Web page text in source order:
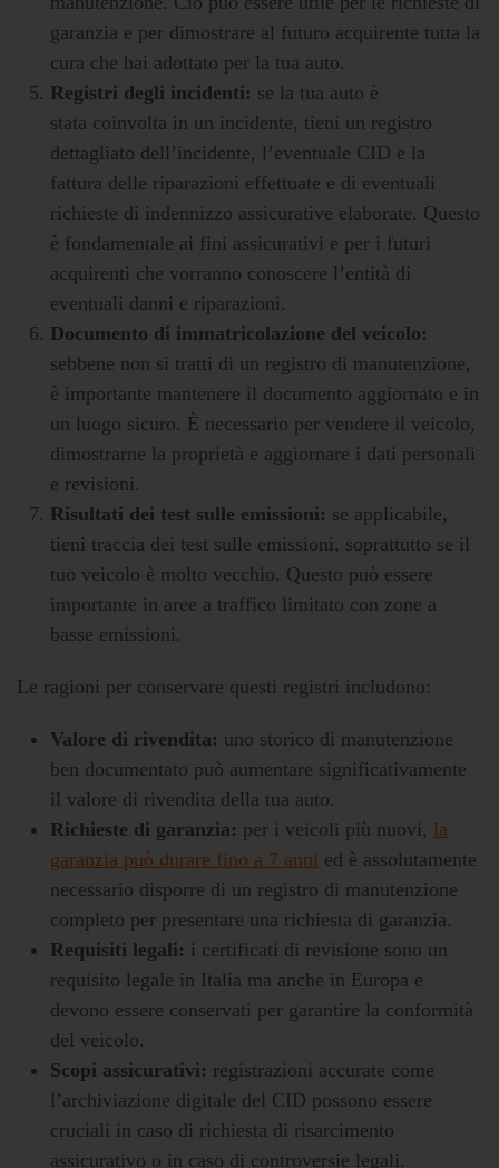
garanzia e per dimostrare al futuro acquirente tutta la
cura che hai adottato per la tua auto.
Registri degli incidenti: se la tua auto è
stata coinvolta in un incidente, tieni un registro
dettagliato dell’incidente, l’eventuale CID e la
fattura delle riparazioni effettuate e di eventuali
richieste di indennizzo assicurative elaborate. Questo
è fondamentale ai fini assicurativi e per i futuri
acquirenti che vorranno conoscere l’entità di
eventuali danni e riparazioni.
Documento di immatricolazione del veicolo:
sebbene non si tratti di un registro di manutenzione,
è importante mantenere il documento aggiornato e in
un luogo sicuro. È necessario per vendere il veicolo,
dimostrarne la proprietà e aggiornare i dati personali
e revisioni.
Risultati dei test sulle emissioni: se applicabile,
tieni traccia dei test sulle emissioni, soprattutto se il
tuo veicolo è molto vecchio. Questo può essere
importante in aree a traffico limitato con zone a
basse emissioni.
Le ragioni per conservare questi registri includono:
Valore di rivendita: uno storico di manutenzione
ben documentato può aumentare significativamente
il valore di rivendita della tua auto.
Richieste di garanzia: per i veicoli più nuovi, la
garanzia può durare fino a 7 anni ed è assolutamente
necessario disporre di un registro di manutenzione
completo per presentare una richiesta di garanzia.
Requisiti legali: i certificati di revisione sono un
requisito legale in Italia ma anche in Europa e
devono essere conservati per garantire la conformità
del veicolo.
Scopi assicurativi: registrazioni accurate come
l’archiviazione digitale del CID possono essere
cruciali in caso di richiesta di risarcimento
assicurativo o in caso di controversie legali.